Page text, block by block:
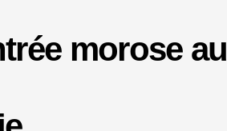
morose au